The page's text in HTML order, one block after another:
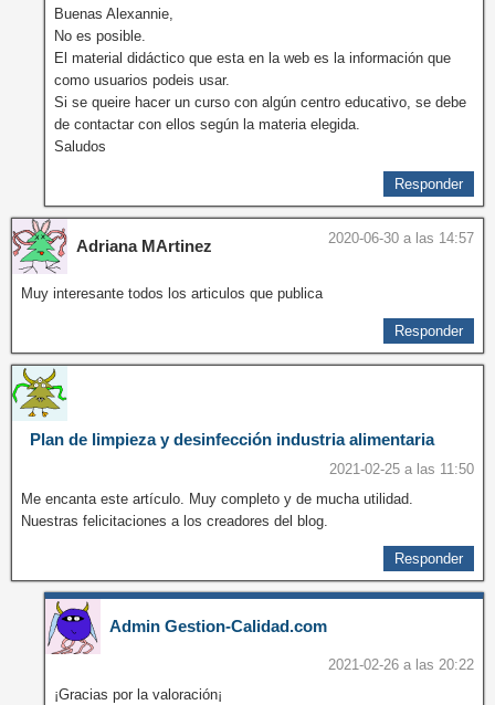
Buenas Alexannie,
No es posible.
El material didáctico que esta en la web es la información que
como usuarios podeis usar.
Si se queire hacer un curso con algún centro educativo, se debe
de contactar con ellos según la materia elegida.
Saludos
Responder
Adriana MArtinez 2020-06-30 a las 14:57
Muy interesante todos los articulos que publica
Responder
Plan de limpieza y desinfección industria alimentaria
2021-02-25 a las 11:50
Me encanta este artículo. Muy completo y de mucha utilidad.
Nuestras felicitaciones a los creadores del blog.
Responder
Admin Gestion-Calidad.com
2021-02-26 a las 20:22
¡Gracias por la valoración¡